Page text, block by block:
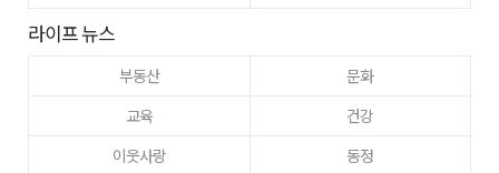
라이프 뉴스
부동산
문화
교육
건강
이웃사랑
동정